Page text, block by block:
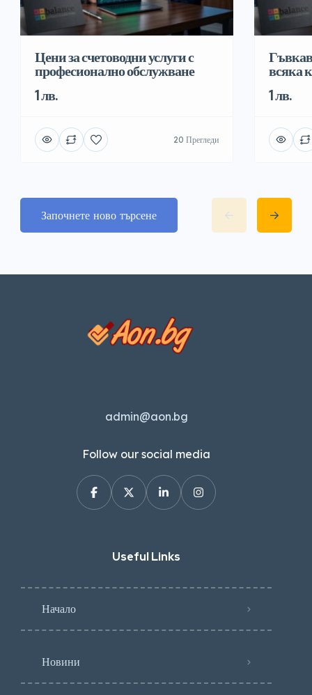
Цени за счетоводни услуги с
професионално обслужване
1 лв.
20 Прегледи
всяка
1 лв.
Започнете ново търсене
admin@aon.bg
Follow our social media
Useful Links
Начало
Новини